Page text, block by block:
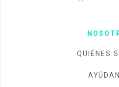
QUIÉNES